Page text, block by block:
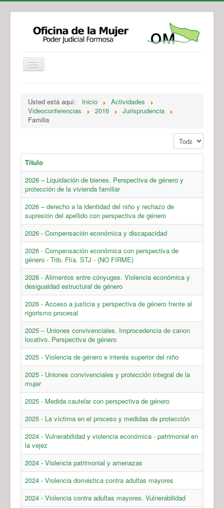
Legislación
Novedades
Recursos y Servicios de Atención
Usted está aquí: Inicio
Actividades
Videoconferencias
2016
Jurisprudencia
Familia
Mostrar #
Título
2026 – Liquidación de bienes. Perspectiva de género y
protección de la vivienda familiar
2026 – derecho a la identidad del niño y rechazo de
supresión del apellido con perspectiva de género
2026 - Compensación económica y discapacidad
2026 - Compensación económica con perspectiva de
género - Trib. Flía. STJ - (NO FIRME)
2026 - Alimentos entre cónyuges. Violencia económica y
desigualdad estructural de género
2026 - Acceso a justicia y perspectiva de género frente al
rigorismo procesal
2025 – Uniones convivenciales. Improcedencia de canon
locativo. Perspectiva de género
2025 - Violencia de género e interés superior del niño
2025 - Uniones convivenciales y protección integral de la
mujer
2025 - Medida cautelar con perspectiva de género
2025 - La víctima en el proceso y medidas de protección
2024 - Vulnerabilidad y violencia económica - patrimonial en
la vejez
2024 - Violencia patrimonial y amenazas
2024 - Violencia doméstica contra adultas mayores
2024 - Violencia contra adultas mayores. Vulnerabilidad